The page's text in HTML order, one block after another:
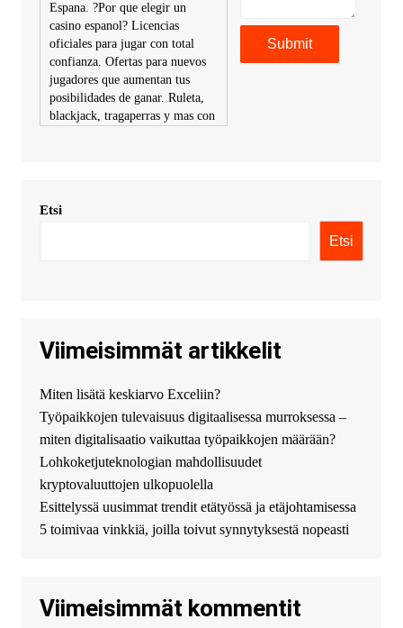
Espana. ?Por que elegir un
casino espanol? Licencias
oficiales para jugar con total
confianza. Ofertas para nuevos
jugadores que aumentan tus
posibilidades de ganar. Ruleta,
blackjack, tragaperras y mas con
KimonicRisse :
купить хавал джулиан -
http://jolion-ufa1.ru/
Появился вопрос про срочно
взять деньги? Предлагаем
безопасный источник
финансовой помощи. Вы
можете получить
финансирование в долг без
избыточных вопросов и
документов? Тогда обратитесь
guest_4889 :Cmon Suomi 👏
Etsi
Etsi
Viimeisimmät artikkelit
Miten lisätä keskiarvo Exceliin?
Työpaikkojen tulevaisuus digitaalisessa murroksessa –
miten digitalisaatio vaikuttaa työpaikkojen määrään?
Lohkoketjuteknologian mahdollisuudet
kryptovaluuttojen ulkopuolella
Esittelyssä uusimmat trendit etätyössä ja etäjohtamisessa
5 toimivaa vinkkiä, joilla toivut synnytyksestä nopeasti
Viimeisimmät kommentit